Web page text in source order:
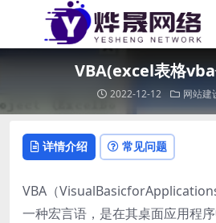
VBA(excel表格
2022-12-12 网站建
详情介绍 常见问题
VBA（
一种宏言语，是在其桌面应用程